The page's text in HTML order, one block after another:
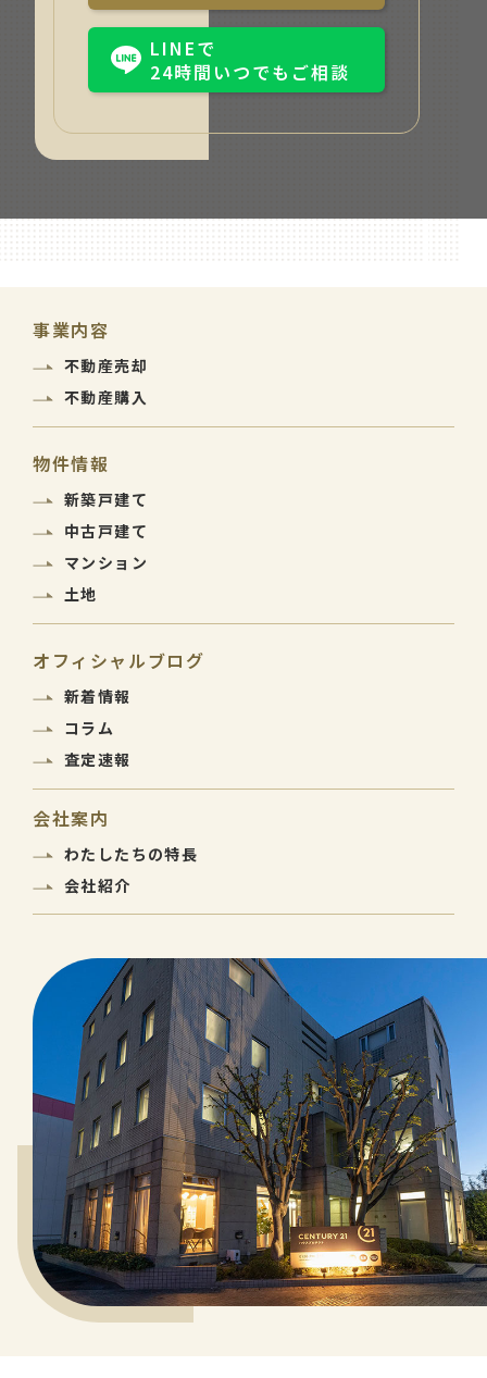
LINEで
24時間いつでもご相談
事業内容
不動産売却
不動産購入
物件情報
新築戸建て
中古戸建て
マンション
土地
オフィシャルブログ
新着情報
コラム
査定速報
会社案内
わたしたちの特長
会社紹介